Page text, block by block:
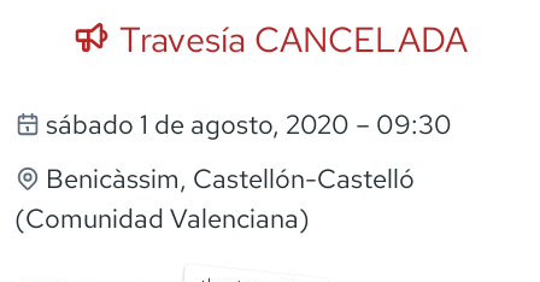
Travesía CANCELADA
sábado 1 de agosto, 2020 – 09:30
Benicàssim, Castellón-Castelló
(Comunidad Valenciana)